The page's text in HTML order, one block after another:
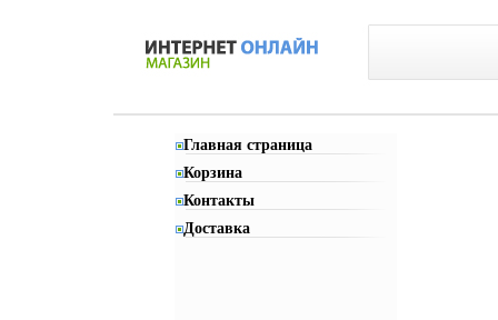
Главная страница
Корзина
Контакты
Доставка